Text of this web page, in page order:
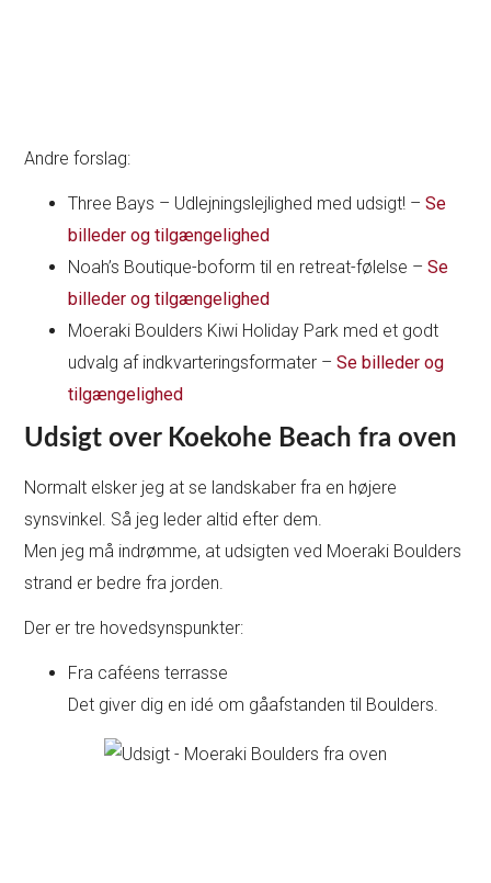
Andre forslag:
Three Bays – Udlejningslejlighed med udsigt! –Se
billeder og tilgængelighed
Noah’s Boutique-boform til en retreat-følelse –Se
billeder og tilgængelighed
Moeraki Boulders Kiwi Holiday Park med et godt
udvalg af indkvarteringsformater –Se billeder og
tilgængelighed
Udsigt over Koekohe Beach fra oven
Normalt elsker jeg at se landskaber fra en højere
synsvinkel. Så jeg leder altid efter dem.
Men jeg må indrømme, at udsigten ved Moeraki Boulders
strand er bedre fra jorden.
Der er tre hovedsynspunkter:
Fra caféens terrasse
Det giver dig en idé om gåafstanden til Boulders.